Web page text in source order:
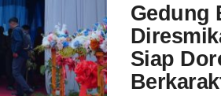
Gedung
Siap